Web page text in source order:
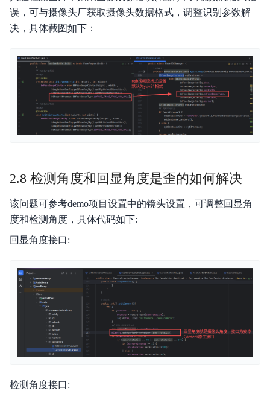
误，可与摄像头厂获取摄像头数据格式，调整识别参数解
决，具体截图如下：
2.8 检测角度和回显角度是歪的如何解决
该问题可参考demo项目设置中的镜头设置，可调整回显角
度和检测角度，具体代码如下:
回显角度接口:
检测角度接口: